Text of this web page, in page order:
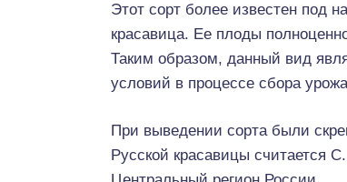
Этот сорт более известен под
красавица. Ее плоды
Таким образом, данный вид
условий в процессе сбора
При выведении сорта были
Русской красавицы считается